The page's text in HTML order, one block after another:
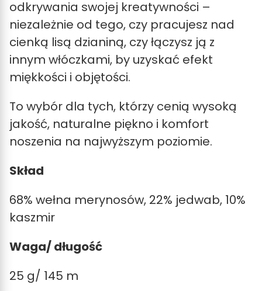
odkrywania swojej kreatywności –
niezależnie od tego, czy pracujesz nad
cienką lisą dzianiną, czy łączysz ją z
innym włóczkami, by uzyskać efekt
miękkości i objętości.
To wybór dla tych, którzy cenią wysoką
jakość, naturalne piękno i komfort
noszenia na najwyższym poziomie.
Skład
68% wełna merynosów, 22% jedwab, 10%
kaszmir
Waga/ długość
25 g/ 145 m